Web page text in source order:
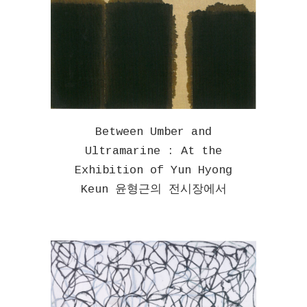
Between Umber and
Ultramarine : At the
Exhibition of Yun Hyong
Keun 윤형근의 전시장에서